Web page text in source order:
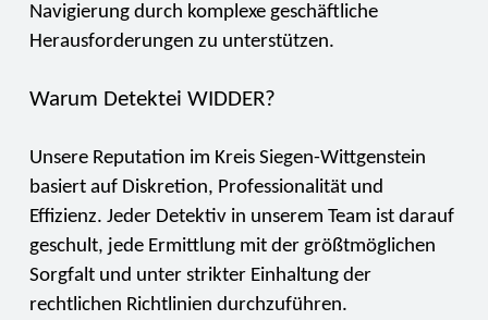
Navigierung durch komplexe geschäftliche
Herausforderungen zu unterstützen.
Warum Detektei WIDDER?
Unsere Reputation im Kreis Siegen-Wittgenstein
basiert auf Diskretion, Professionalität und
Effizienz. Jeder Detektiv in unserem Team ist darauf
geschult, jede Ermittlung mit der größtmöglichen
Sorgfalt und unter strikter Einhaltung der
rechtlichen Richtlinien durchzuführen.